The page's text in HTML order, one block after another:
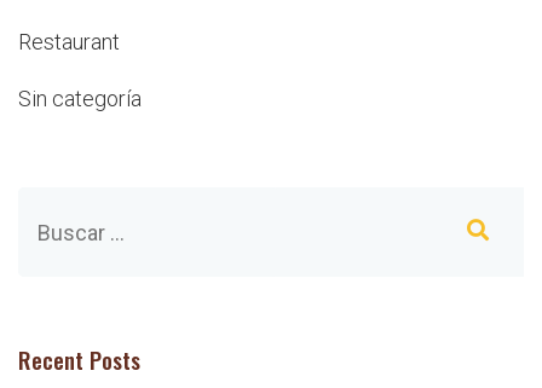
Restaurant
Sin categoría
Recent Posts